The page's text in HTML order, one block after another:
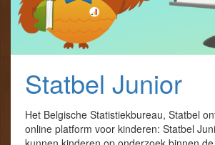
Statbel Junior
Het Belgische Statistiekbureau, Statbel
online platform voor kinderen: Statbel